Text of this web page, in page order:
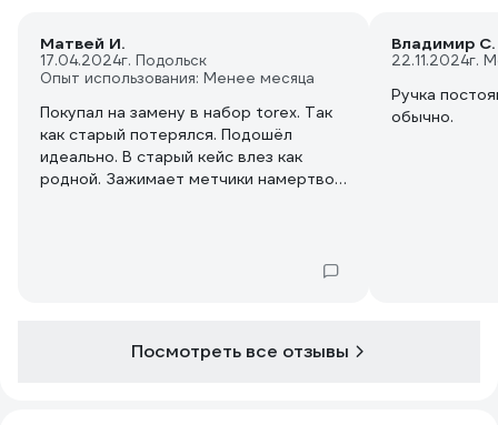
Матвей И.
17.04.2024г. Подольск
Опыт использования: Менее месяца
Покупал на замену в набор torex. Так
как старый потерялся. Подошёл
идеально. В старый кейс влез как
родной. Зажимает метчики намертво,
Владимир С.
22.11.2024г.
Ручка
обычно.
Посмотреть все отзывы